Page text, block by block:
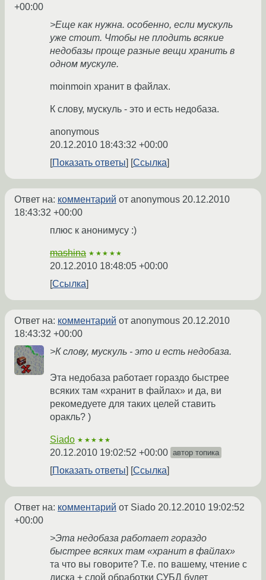
+00:00
>Еще как нужна. особенно, если мускуль
уже стоит. Чтобы не плодить всякие
недобазы проще разные вещи хранить в
одном мускуле.
moinmoin хранит в файлах.
К слову, мускуль - это и есть недобаза.
anonymous
20.12.2010 18:43:32 +00:00
Показать ответы
Ссылка
Ответ на: комментарий от anonymous 20.12.2010
18:43:32 +00:00
плюс к анонимусу :)
mashina ★★★★★
20.12.2010 18:48:05 +00:00
Ссылка
Ответ на: комментарий от anonymous 20.12.2010
18:43:32 +00:00
>К слову, мускуль - это и есть недобаза.
Эта недобаза работает гораздо быстрее
всяких там «хранит в файлах» и да, ви
рекомедуете для таких целей ставить
оракль? )
Siado ★★★★★
20.12.2010 19:02:52 +00:00 автор топика
Показать ответы Ссылка
Ответ на: комментарий от Siado 20.12.2010 19:02:52
+00:00
>Эта недобаза работает гораздо
быстрее всяких там «хранит в файлах»
та что вы говорите? Т.е. по вашему, чтение с
диска + слой обработки СУБД будет